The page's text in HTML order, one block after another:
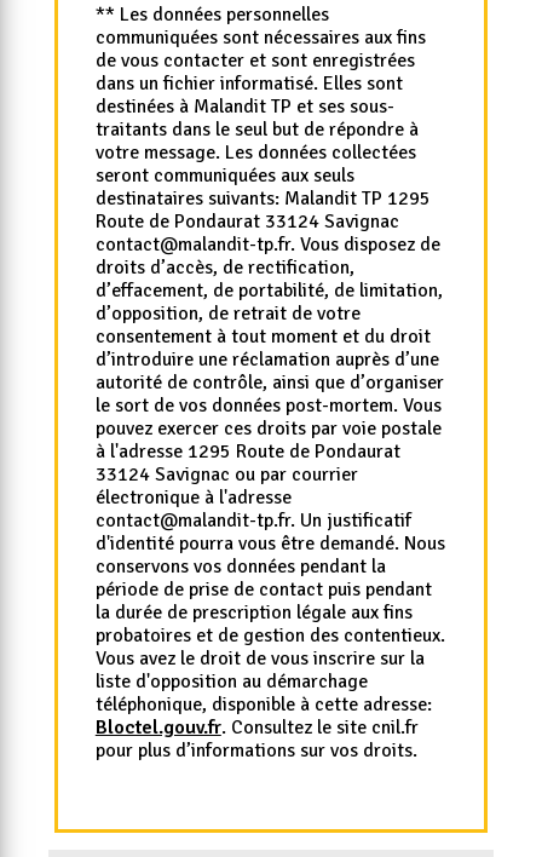
** Les données personnelles
communiquées sont nécessaires aux fins
de vous contacter et sont enregistrées
dans un fichier informatisé. Elles sont
destinées à Malandit TP et ses sous-
traitants dans le seul but de répondre à
votre message. Les données collectées
seront communiquées aux seuls
destinataires suivants: Malandit TP 1295
Route de Pondaurat 33124 Savignac
contact@malandit-tp.fr. Vous disposez de
droits d’accès, de rectification,
d’effacement, de portabilité, de limitation,
d’opposition, de retrait de votre
consentement à tout moment et du droit
d’introduire une réclamation auprès d’une
autorité de contrôle, ainsi que d’organiser
le sort de vos données post-mortem. Vous
pouvez exercer ces droits par voie postale
à l'adresse 1295 Route de Pondaurat
33124 Savignac ou par courrier
électronique à l'adresse
contact@malandit-tp.fr. Un justificatif
d'identité pourra vous être demandé. Nous
conservons vos données pendant la
période de prise de contact puis pendant
la durée de prescription légale aux fins
probatoires et de gestion des contentieux.
Vous avez le droit de vous inscrire sur la
liste d'opposition au démarchage
téléphonique, disponible à cette adresse:
Bloctel.gouv.fr. Consultez le site cnil.fr
pour plus d’informations sur vos droits.